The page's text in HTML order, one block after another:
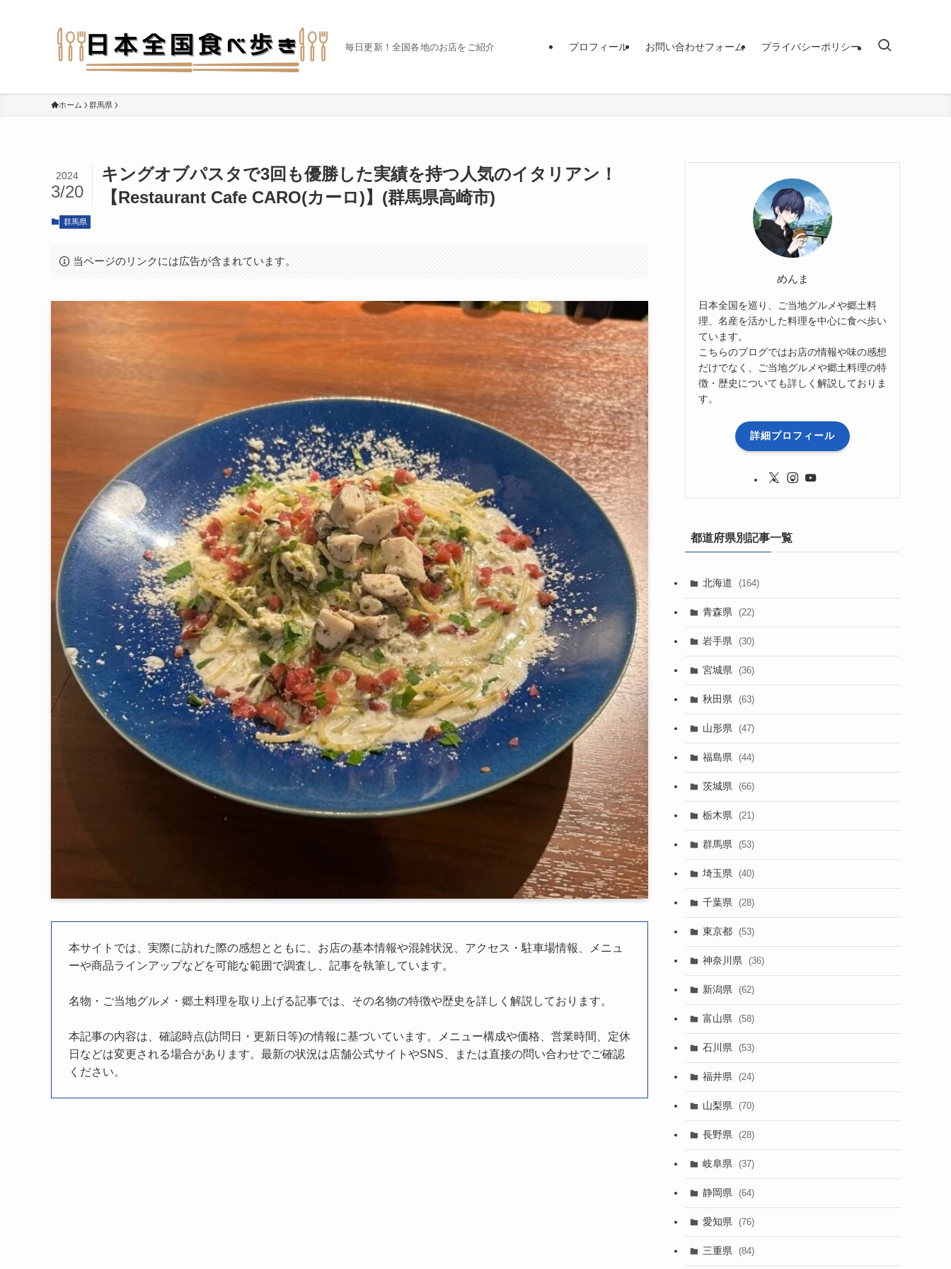
毎日更新！全国各地のお店をご紹介 プロフィール お問い合わせフォーム プライバシーポリシー
ホーム 群馬県
キングオブパスタで3回も優勝した実績を持つ人気のイタリアン！
【Restaurant Cafe CARO(カーロ)】(群馬県高崎市)
2024
3/20
群馬県
当ページのリンクには広告が含まれています。
本サイトでは、実際に訪れた際の感想とともに、お店の基本情報や混雑状況、アクセス・駐車場情報、メニュ
ーや商品ラインアップなどを可能な範囲で調査し、記事を執筆しています。
名物・ご当地グルメ・郷土料理を取り上げる記事では、その名物の特徴や歴史を詳しく解説しております。
本記事の内容は、確認時点(訪問日・更新日等)の情報に基づいています。メニュー構成や価格、営業時間、定休
日などは変更される場合があります。最新の状況は店舗公式サイトやSNS、または直接の問い合わせでご確認
ください。
めんま
日本全国を巡り、ご当地グルメや郷土料
理、名産を活かした料理を中心に食べ歩い
ています。
こちらのブログではお店の情報や味の感想
だけでなく、ご当地グルメや郷土料理の特
徴・歴史についても詳しく解説しておりま
す。
詳細プロフィール
都道府県別記事一覧
北海道 (164)
青森県 (22)
岩手県 (30)
宮城県 (36)
秋田県 (63)
山形県 (47)
福島県 (44)
茨城県 (66)
栃木県 (21)
群馬県 (53)
埼玉県 (40)
千葉県 (28)
東京都 (53)
神奈川県 (36)
新潟県 (62)
富山県 (58)
石川県 (53)
福井県 (24)
山梨県 (70)
長野県 (28)
岐阜県 (37)
静岡県 (64)
愛知県 (76)
三重県 (84)